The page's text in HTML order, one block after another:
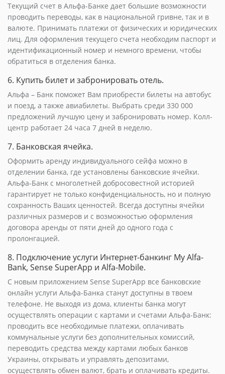
Текущий счет в Альфа-Банке дает большие возможности
проводить переводы, как в национальной гривне, так и в
валюте. Принимать платежи от физических и юридических
лиц. Для оформления текущего счета необходим паспорт и
идентификационный номер и немного времени, чтобы
обратиться в отделения банка.
6. Купить билет и забронировать отель.
Альфа – Банк поможет Вам приобрести билеты на автобус
и поезд, а также авиабилеты. Выбрать среди 330 000
предложений лучшую цену и забронировать номер. Колл-
центр работает 24 часа 7 дней в неделю.
7. Банковская ячейка.
Оформить аренду индивидуального сейфа можно в
отделении банка, где установлены банковские ячейки.
Альфа-Банк с многолетней добросовестной историей
гарантирует не только конфиденциальность, но и полную
сохранность Ваших ценностей. Всегда доступны ячейки
различных размеров и с возможностью оформления
договора аренды от пяти дней до одного года с
пролонгацией.
8. Подключение услуги Интернет-банкинг My Alfa-
Bank, Sense SuperApp и Alfa-Mobile.
С новым приложением Sense SuperApp все банковские
онлайн услуги Альфа-Банка станут доступны в твоем
телефоне. Не выходя из дома, клиенты банка могут
осуществлять операции с картами и счетами Альфа-Банк:
проводить все необходимые платежи, оплачивать
коммунальные услуги без дополнительных комиссий,
переводить средства между картами любых банков
Украины, открывать и управлять депозитами,
осуществлять обмен валют, брать и оплачивать кредиты.